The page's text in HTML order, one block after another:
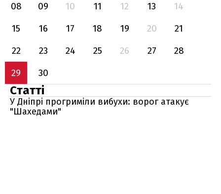
08
09 10 11 12 13
14
15
16 17 18 19 20
21
22
23 24 25 26 27
28
29
30
Статті
У Дніпрі прогриміли вибухи: ворог атакує
"Шахедами"